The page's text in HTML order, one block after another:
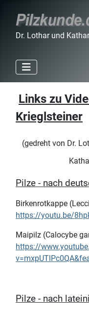
Dr. Lothar und
Links zu
Krieglsteiner
(gedreht von Dr.
Pilze - nach
Birkenrotkappe
https://youtu.be/
Maipilz (Calocybe
https://
Pilze - nach